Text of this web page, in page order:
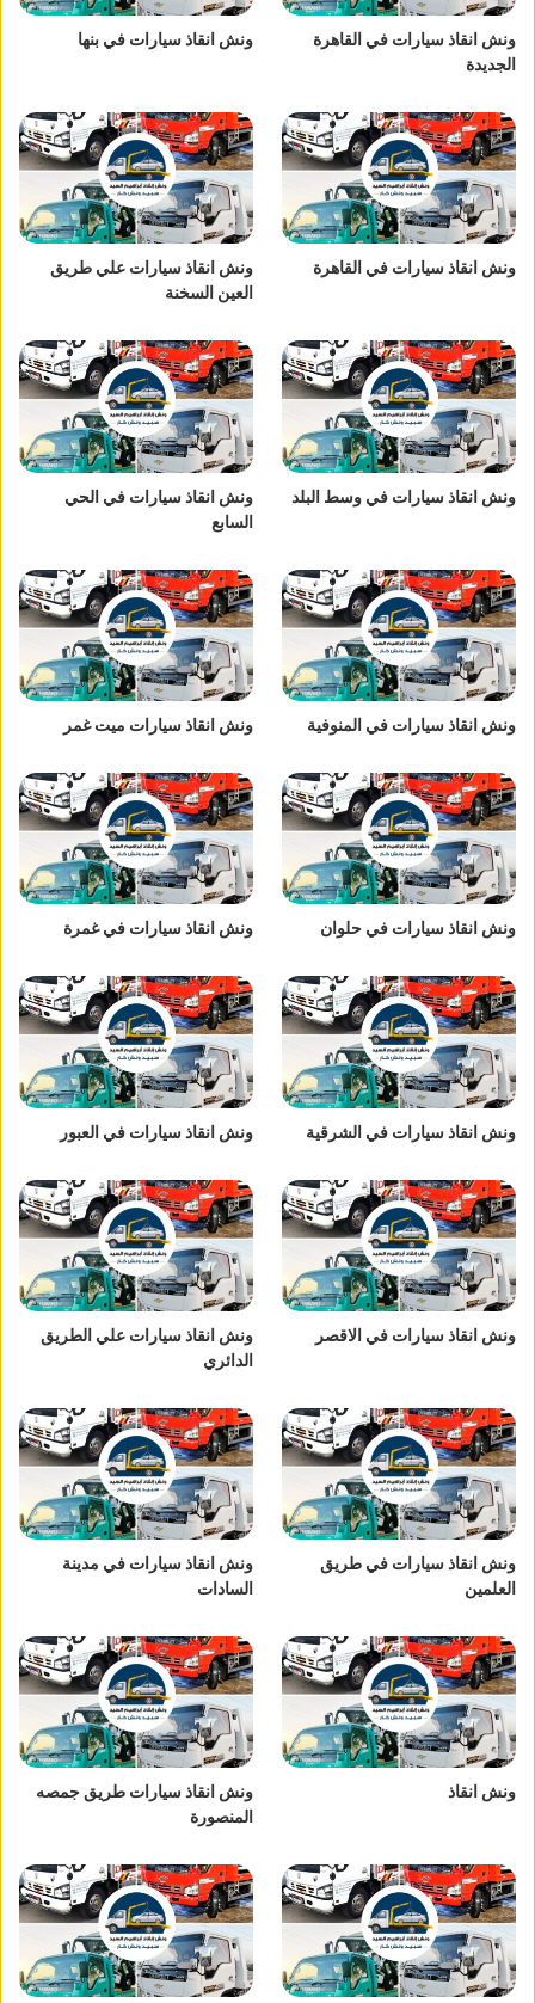
ونش انقاذ سيارات في القاهرة
الجديدة
ونش انقاذ سيارات في بنها
ونش انقاذ سيارات في القاهرة
ونش انقاذ سيارات علي طريق
العين السخنة
ونش انقاذ سيارات في وسط البلد
ونش انقاذ سيارات في الحي
السابع
ونش انقاذ سيارات في المنوفية ونش انقاذ سيارات ميت غمر
ونش انقاذ سيارات في حلوان ونش انقاذ سيارات في غمرة
ونش انقاذ سيارات في الشرقية ونش انقاذ سيارات في العبور
ونش انقاذ سيارات في الاقصر
ونش انقاذ سيارات علي الطريق
الدائري
ونش انقاذ سيارات في طريق
العلمين
ونش انقاذ سيارات في مدينة
السادات
ونش انقاذ
ونش انقاذ سيارات طريق جمصه
المنصورة